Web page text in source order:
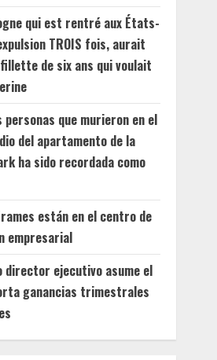
qui est rentré aux États-
TROIS fois, aurait
de six ans qui voulait
que murieron en el
del apartamento de la
ha sido recordada como
están en el centro de
empresarial
director ejecutivo asume el
ganancias trimestrales